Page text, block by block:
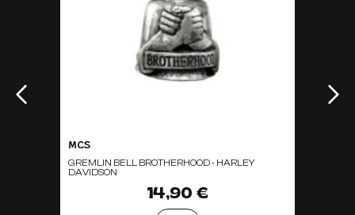
MCS
GREMLIN BELL BROTHERHOOD - HARLEY
DAVIDSON
14,90 €